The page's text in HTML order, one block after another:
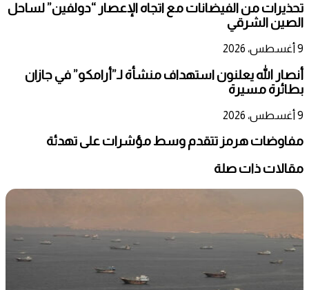
تحذيرات من الفيضانات مع اتجاه الإعصار “دولفين” لساحل
الصين الشرقي
9 أغسطس، 2026
أنصار الله يعلنون استهداف منشأة لـ”أرامكو” في جازان
بطائرة مسيرة
9 أغسطس، 2026
مفاوضات هرمز تتقدم وسط مؤشرات على تهدئة
مقالات ذات صلة